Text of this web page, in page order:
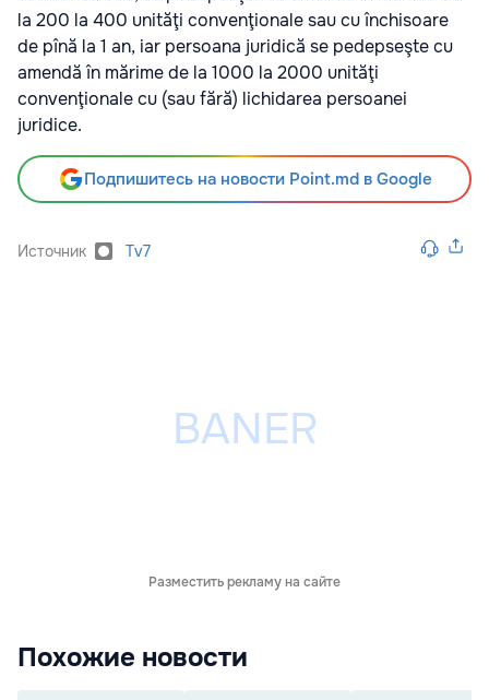
la 200 la 400 unităţi convenţionale sau cu închisoare
de pînă la 1 an, iar persoana juridică se pedepseşte cu
amendă în mărime de la 1000 la 2000 unităţi
convenţionale cu (sau fără) lichidarea persoanei
juridice.
Подпишитесь на новости Point.md в Google
Источник Tv7
Разместить рекламу на сайте
Похожие новости